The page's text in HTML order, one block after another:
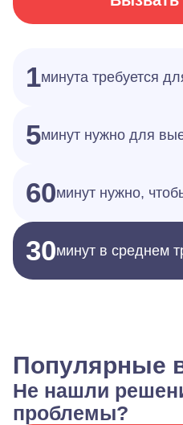
1минута требуется
5минут нужно для
60минут нужно,
30минут в среднем
Популярные
Не нашли
проблемы?